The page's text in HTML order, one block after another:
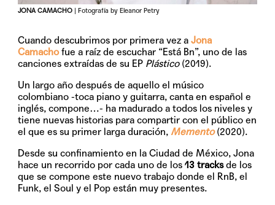
JONA CAMACHO | Fotografía by Eleanor Petry
Cuando descubrimos por primera vez aJona
Camachofue a raíz de escuchar “Está Bn”, uno de las
canciones extraídas de su EP Plástico(2019).
Un largo año después de aquello el músico
colombiano -toca piano y guitarra, canta en español e
inglés, compone…- ha madurado a todos los niveles y
tiene nuevas historias para compartir con el público en
el que es su primer larga duración, Memento(2020).
Desde su confinamiento en la Ciudad de México, Jona
hace un recorrido por cada uno de los13 tracksde los
que se compone este nuevo trabajo donde el RnB, el
Funk, el Soul y el Pop están muy presentes.